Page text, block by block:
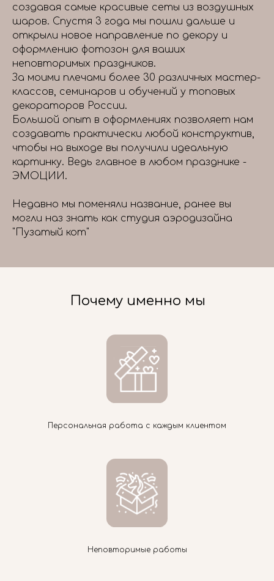
создавая самые красивые сеты из воздушных
шаров. Спустя 3 года мы пошли дальше и
открыли новое направление по декору и
оформлению фотозон для ваших
неповторимых праздников.
За моими плечами более 30 различных мастер-
классов, семинаров и обучений у топовых
декораторов России.
Большой опыт в оформлениях позволяет нам
создавать практически любой конструктив,
чтобы на выходе вы получили идеальную
картинку. Ведь главное в любом празднике -
ЭМОЦИИ.
Недавно мы поменяли название, ранее вы
могли наз знать как студия аэродизайна
"Пузатый кот"
Почему именно мы
Персональная работа с каждым клиентом
Неповторимые работы